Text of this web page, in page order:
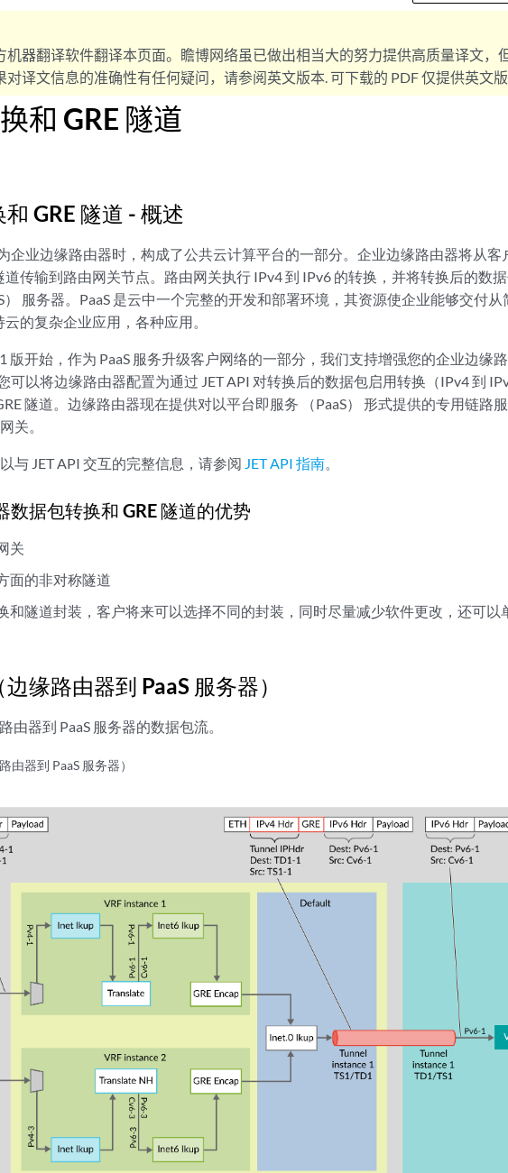
机器翻译软件翻译本页面。瞻博网络虽已做出相当大的努力提供高质量译文，
对译文信息的准确性有任何疑问，请参阅英文版本. 可下载的 PDF 仅提供英文
和 GRE 隧道
GRE 隧道 - 概述
企业边缘路由器时，构成了公共云计算平台的一部分。企业边缘路由器将从客
道传输到路由网关节点。路由网关执行 IPv4 到 IPv6 的转换，并将转换后的数
） 服务器。PaaS 是云中一个完整的开发和部署环境，其资源使企业能够交付从
的复杂企业应用，各种应用。
版开始，作为 PaaS 服务升级客户网络的一部分，我们支持增强您的企业边缘
可以将边缘路由器配置为通过 JET API 对转换后的数据包启用转换（IPv4 到
隧道。边缘路由器现在提供对以平台即服务 （PaaS） 形式提供的专用链路
关。
与 JET API 交互的完整信息，请参阅 JET API 指南。
数据包转换和 GRE 隧道的优势
关
面的非对称隧道
和隧道封装，客户将来可以选择不同的封装，同时尽量减少软件更改，还可以
缘路由器到 PaaS 服务器）
由器到 PaaS 服务器的数据包流。
由器到 PaaS 服务器）